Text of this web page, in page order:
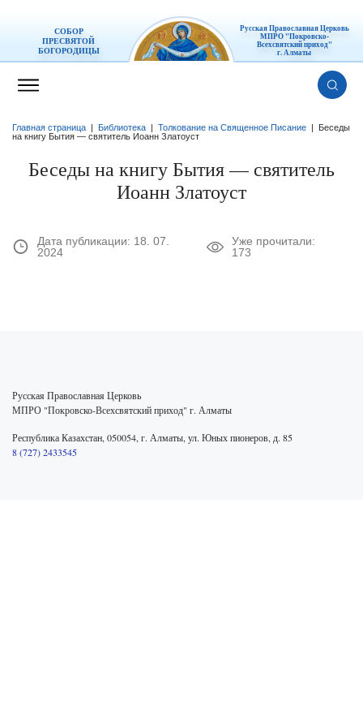
СОБОР
ПРЕСВЯТОЙ
БОГОРОДИЦЫ
Русская Православная Церковь
МПРО "Покровско-
Всехсвятский приход"
г. Алматы
Главная страница Библиотека Толкование на Священное Писание
Беседы
на книгу Бытия — святитель Иоанн Златоуст
Беседы на книгу Бытия — святитель
Иоанн Златоуст
Дата публикации: 18. 07.
2024
Уже прочитали:
173
Русская Православная Церковь
МПРО "Покровско-Всехсвятский приход" г. Алматы
Республика Казахстан, 050054, г. Алматы, ул. Юных пионеров, д. 85
8 (727) 2433545